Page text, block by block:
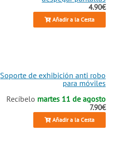
4.90€
Añadir a la Cesta
Soporte de exhibición anti robo
para móviles
Recíbelo martes 11 de agosto
7.90€
Añadir a la Cesta